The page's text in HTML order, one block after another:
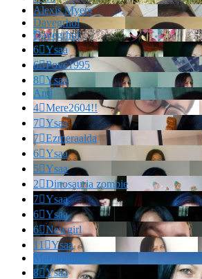
Alexis Myers
Davegrhol
Davegrhol
6Ysaa
6Povc1995
8Ysaa
And
4Mere2604!!
7Ysaa
7Ezmeraalda
6Ysaa
5Ysaa
2Dinosauria zombie
7Ysaa
6Ysaa
6Newgirl
11 Ysaa
Marianella!!!
8Ysaa